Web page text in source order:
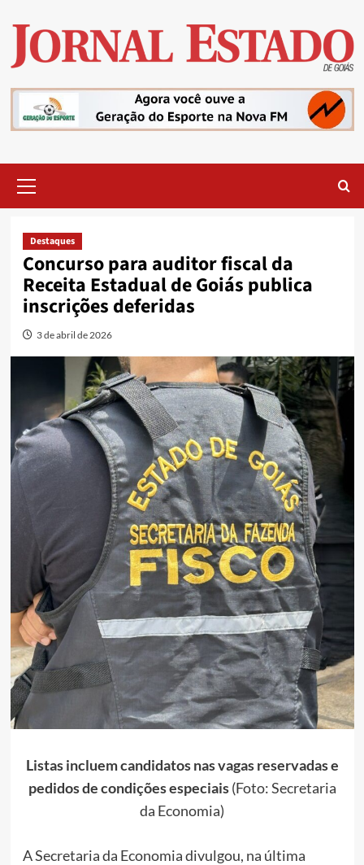
content
Menu
Destaques
Concurso para auditor fiscal da
Receita Estadual de Goiás publica
inscrições deferidas
3 de abril de 2026
Listas incluem candidatos nas vagas reservadas e
pedidos de condições especiais(Foto: Secretaria
da Economia)
A Secretaria da Economia divulgou, na última